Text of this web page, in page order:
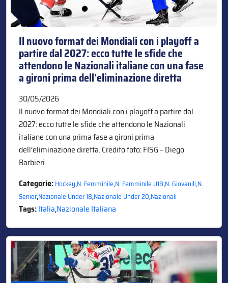
Il nuovo format dei Mondiali con i playoff a
partire dal 2027: ecco tutte le sfide che
attendono le Nazionali italiane con una fase
a gironi prima dell’eliminazione diretta
30/05/2026
Il nuovo format dei Mondiali con i playoff a partire dal
2027: ecco tutte le sfide che attendono le Nazionali
italiane con una prima fase a gironi prima
dell’eliminazione diretta. Credito foto: FISG – Diego
Barbieri
Categorie:Hockey,N. Femminile,N. Femminile U18,N. Giovanili,N.
Senior,Nazionale Under 18,Nazionale Under 20,Nazionali
Tags:Italia,Nazionale Italiana